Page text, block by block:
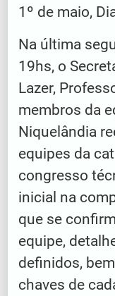
1º de maio,
Na última
19hs, o
Lazer,
membros da
Niquelândia
equipes da
congresso
inicial na
que se
equipe,
definidos,
chaves de